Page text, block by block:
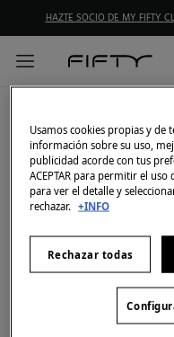
HAZTE SOCIO DE MY FIFTY
Mi cuenta
Iniciar sesión
Registrarme
Direcciones de envío
Historial de pedidos
Hazte socio
Ayuda
Atención al cliente
Envíanos un email
Promociones vigentes
Cambios, devoluciones y
Condiciones tarjeta abono
My Fifty Club
Descúbrelo
¡Únete!
¿Quiénes somos?
Trabaja con nosotros
Métodos de pago
Usamos cookies propias y de
información sobre su uso,
publicidad acorde con tus
ACEPTAR para permitir el
para ver el detalle y
rechazar. +INFO
Rechazar todas